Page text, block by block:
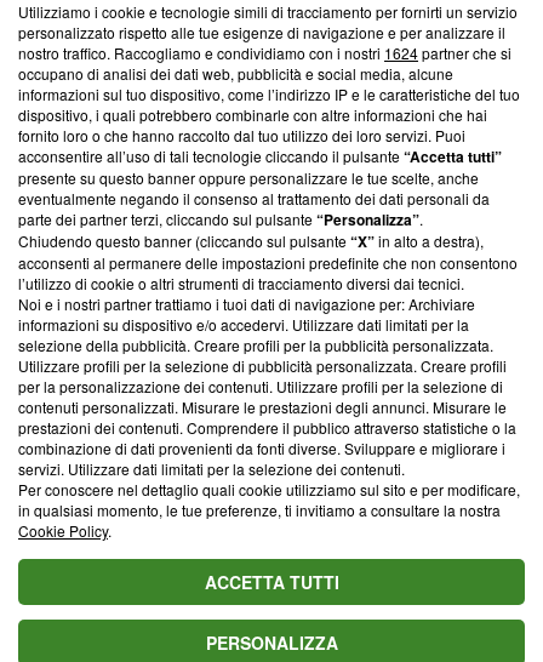
Questa sezione offre informazioni trasparenti su Blasting
News, sui nostri processi editoriali e su come ci impegniamo a
creare news di qualità. Inoltre, afferma la nostra aderenza a
‘Trust Project - News with Integrity’Blasting News non è
ancora membro del programma, ma ha richiesto di farne
parte; Trust Project non ha ancora effettuato una verifica di
conformità agli standard.
Su di noi
Team editoriale
Corporate
Redazione
Informativa Privacy
Cookie Policy
Blasting SA, IDI CHE-247.845.224, Via Carlo Frasca, 3 - 6900
Lugano (Svizzera) Tel:+39 0690258937
© 2026 Blasting News
Utilizziamo i cookie e tecnologie simili di tracciamento per fornirti un servizio
personalizzato rispetto alle tue esigenze di navigazione e per analizzare il
nostro traffico. Raccogliamo e condividiamo con i nostri 1624partner che si
occupano di analisi dei dati web, pubblicità e social media, alcune
informazioni sul tuo dispositivo, come l’indirizzo IP e le caratteristiche del tuo
dispositivo, i quali potrebbero combinarle con altre informazioni che hai
fornito loro o che hanno raccolto dal tuo utilizzo dei loro servizi. Puoi
acconsentire all’uso di tali tecnologie cliccando il pulsante“Accetta tutti”
presente su questo banner oppure personalizzare le tue scelte, anche
eventualmente negando il consenso al trattamento dei dati personali da
parte dei partner terzi, cliccando sul pulsante“Personalizza”.
Chiudendo questo banner (cliccando sul pulsante“X”in alto a destra),
acconsenti al permanere delle impostazioni predefinite che non consentono
l’utilizzo di cookie o altri strumenti di tracciamento diversi dai tecnici.
Noi e i nostri partner trattiamo i tuoi dati di navigazione per: Archiviare
informazioni su dispositivo e/o accedervi. Utilizzare dati limitati per la
selezione della pubblicità. Creare profili per la pubblicità personalizzata.
Utilizzare profili per la selezione di pubblicità personalizzata. Creare profili
per la personalizzazione dei contenuti. Utilizzare profili per la selezione di
contenuti personalizzati. Misurare le prestazioni degli annunci. Misurare le
prestazioni dei contenuti. Comprendere il pubblico attraverso statistiche o la
combinazione di dati provenienti da fonti diverse. Sviluppare e migliorare i
servizi. Utilizzare dati limitati per la selezione dei contenuti.
Per conoscere nel dettaglio quali cookie utilizziamo sul sito e per modificare,
in qualsiasi momento, le tue preferenze, ti invitiamo a consultare la nostra
Cookie Policy.
ACCETTA TUTTI
PERSONALIZZA